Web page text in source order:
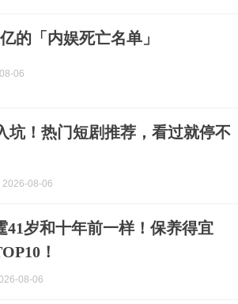
的「内娱死亡名单」
06
坑！热门短剧推荐，看过就停不
2026-08-06
41岁和十年前一样！保养得宜
！
08-06